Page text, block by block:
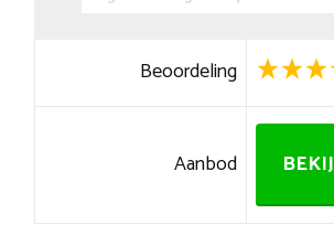
Beoordeling
Aanbod